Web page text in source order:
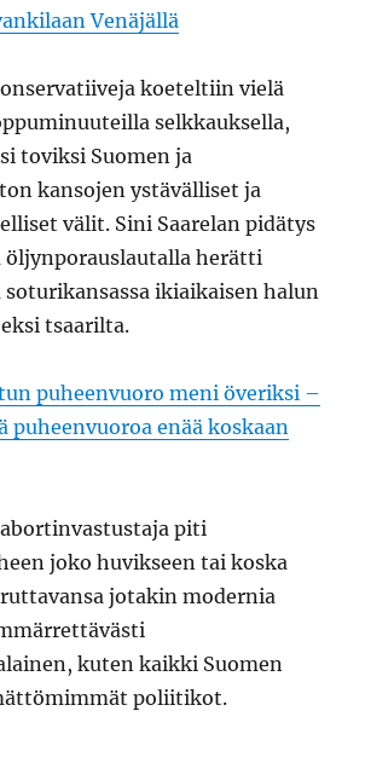
Venäjällä
koeteltiin vielä
selkkauksella,
toviksi Suomen ja
kansojen ystävälliset ja
välit. Sini Saarelan pidätys
öljynporauslautalla herätti
soturikansassa ikiaikaisen halun
tsaarilta.
puheenvuoro meni överiksi –
puheenvuoroa enää koskaan
piti
joko huvikseen tai koska
jotakin modernia
kuten kaikki Suomen
poliitikot.